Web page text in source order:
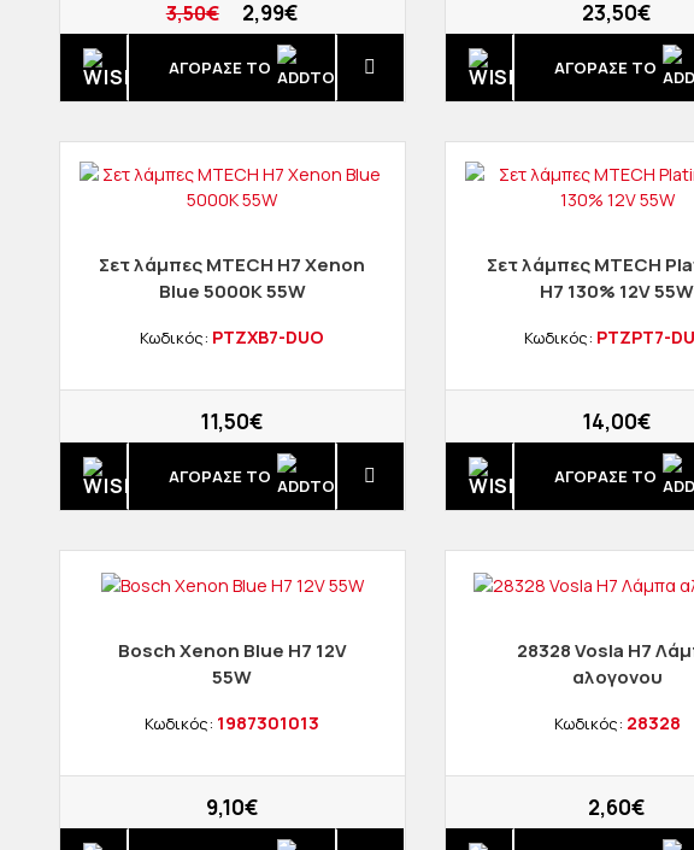
3,50€ 2,99€
ΑΓΟΡΑΣΈ ΤΟ
23,50€
ΑΓΟΡΑΣΈ ΤΟ
Σετ λάμπες MTECH H7 Χenon
Blue 5000K 55W
Κωδικός: PTZXB7-DUO
11,50€
ΑΓΟΡΑΣΈ ΤΟ
Σετ λάμπες MTECH
H7 130% 12V 55W
Κωδικός: PTZPT7-
14,00€
ΑΓΟΡΑΣΈ ΤΟ
Bosch Xenon Blue H7 12V
55W
Κωδικός: 1987301013
9,10€
28328 Vosla H7
αλογονου
Κωδικός: 28328
2,60€